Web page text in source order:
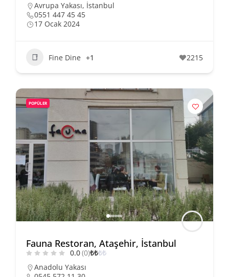
Avrupa Yakası, İstanbul
0551 447 45 45
17 Ocak 2024
Fine Dine +1 2215
POPÜLER
Fauna Restoran, Ataşehir, İstanbul
0.0(0)₺₺₺₺
Anadolu Yakası